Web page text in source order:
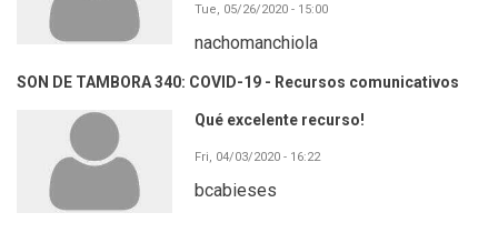
Tue, 05/26/2020 - 15:00
nachomanchiola
SON DE TAMBORA 340: COVID-19 - Recursos comunicativos
Qué excelente recurso!
Fri, 04/03/2020 - 16:22
bcabieses